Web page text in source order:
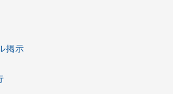
掲示